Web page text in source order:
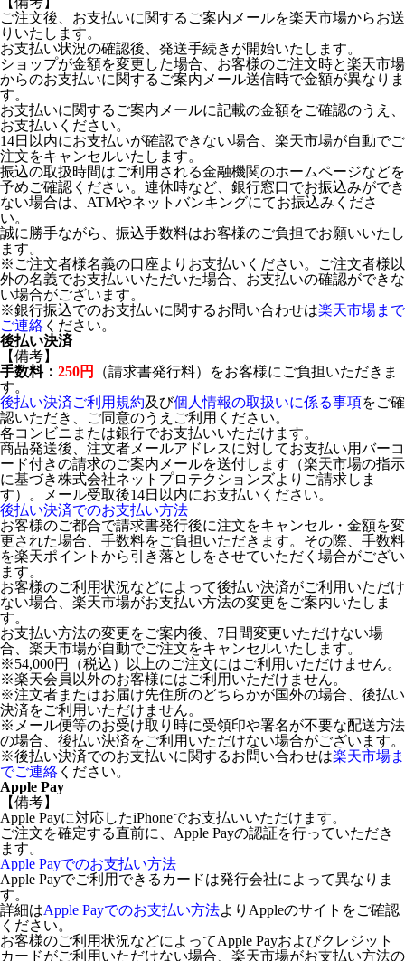
ご注文後、お支払いに関するご案内メールを楽天市場からお送
りいたします。
お支払い状況の確認後、発送手続きが開始いたします。
ショップが金額を変更した場合、お客様のご注文時と楽天市場
からのお支払いに関するご案内メール送信時で金額が異なりま
す。
お支払いに関するご案内メールに記載の金額をご確認のうえ、
お支払いください。
14日以内にお支払いが確認できない場合、楽天市場が自動でご
注文をキャンセルいたします。
振込の取扱時間はご利用される金融機関のホームページなどを
予めご確認ください。連休時など、銀行窓口でお振込みができ
ない場合は、ATMやネットバンキングにてお振込みくださ
い。
誠に勝手ながら、振込手数料はお客様のご負担でお願いいたし
ます。
※ご注文者様名義の口座よりお支払いください。ご注文者様以
外の名義でお支払いいただいた場合、お支払いの確認ができな
い場合がございます。
※銀行振込でのお支払いに関するお問い合わせは楽天市場まで
ご連絡 ください。
後払い決済
【備考】
手数料： 250円
（請求書発行料）をお客様にご負担いただきま
す。
後払い決済ご利用規約及び個人情報の取扱いに係る事項をご確
認いただき、ご同意のうえご利用ください。
各コンビニまたは銀行でお支払いいただけます。
商品発送後、注文者メールアドレスに対してお支払い用バーコ
ード付きの請求のご案内メールを送付します（楽天市場の指示
に基づき株式会社ネットプロテクションズよりご請求しま
す）。メール受取後14日以内にお支払いください。
後払い決済でのお支払い方法
お客様のご都合で請求書発行後に注文をキャンセル・金額を変
更された場合、手数料をご負担いただきます。その際、手数料
を楽天ポイントから引き落としをさせていただく場合がござい
ます。
お客様のご利用状況などによって後払い決済がご利用いただけ
ない場合、楽天市場がお支払い方法の変更をご案内いたしま
す。
お支払い方法の変更をご案内後、7日間変更いただけない場
合、楽天市場が自動でご注文をキャンセルいたします。
※54,000円（税込）以上のご注文にはご利用いただけません。
※楽天会員以外のお客様にはご利用いただけません。
※注文者またはお届け先住所のどちらかが国外の場合、後払い
決済をご利用いただけません。
※メール便等のお受け取り時に受領印や署名が不要な配送方法
の場合、後払い決済をご利用いただけない場合がございます。
※後払い決済でのお支払いに関するお問い合わせは楽天市場ま
でご連絡 ください。
Apple Pay
【備考】
Apple Payに対応したiPhoneでお支払いいただけます。
ご注文を確定する直前に、Apple Payの認証を行っていただき
ます。
Apple Payでのお支払い方法
Apple Payでご利用できるカードは発行会社によって異なりま
す。
詳細はApple Payでのお支払い方法よりAppleのサイトをご確認
ください。
お客様のご利用状況などによってApple Payおよびクレジット
カードがご利用いただけない場合、楽天市場がお支払い方法の